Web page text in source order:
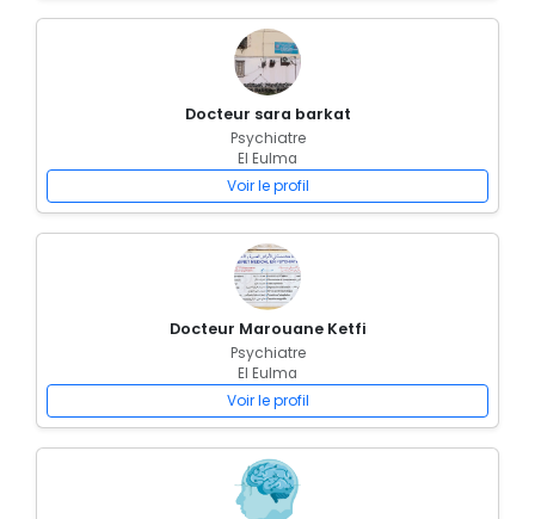
Docteur sara barkat
Psychiatre
El Eulma
Voir le profil
Docteur Marouane Ketfi
Psychiatre
El Eulma
Voir le profil